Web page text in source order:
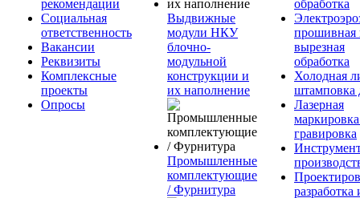
рекомендации
Социальная
ответственность
Вакансии
Реквизиты
Комплексные
проекты
Опросы
Выдвижные
модули НКУ
блочно-
модульной
конструкции и
их наполнение
Промышленные
комплектующие
/ Фурнитура
обработка
прошивная
вырезная
обработка
Холодная
штамповка
Лазерная
гравировка
разработка